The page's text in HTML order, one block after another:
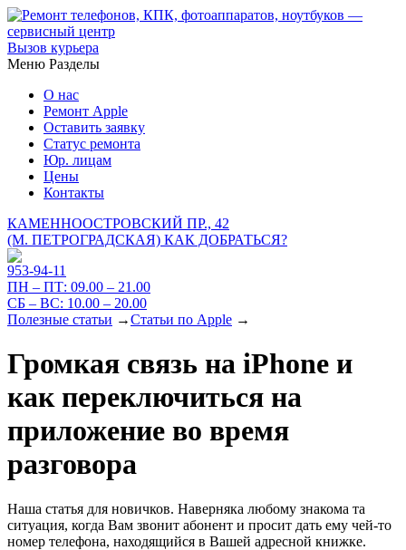
Вызов курьера
Меню Разделы
О нас
Ремонт Apple
Оставить заявку
Статус ремонта
Юр. лицам
Цены
Контакты
КАМЕННООСТРОВСКИЙ ПР., 42
(М. ПЕТРОГРАДСКАЯ) КАК ДОБРАТЬСЯ?
953-94-11
ПН – ПТ: 09.00 – 21.00
СБ – ВС: 10.00 – 20.00
Полезные статьи →Статьи по Apple →
Громкая связь на iPhone и
как переключиться на
приложение во время
разговора
Наша статья для новичков. Наверняка любому знакома та
ситуация, когда Вам звонит абонент и просит дать ему чей-то
номер телефона, находящийся в Вашей адресной книжке.